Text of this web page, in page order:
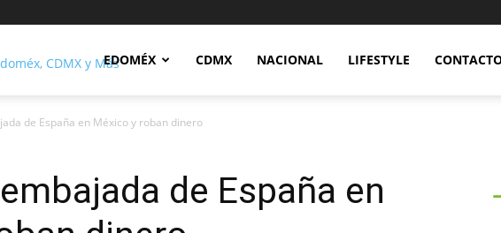
Notidex
EDOMÉX CDMX NACIONAL LIFESTYLE
de España en México y roban dinero
de España en